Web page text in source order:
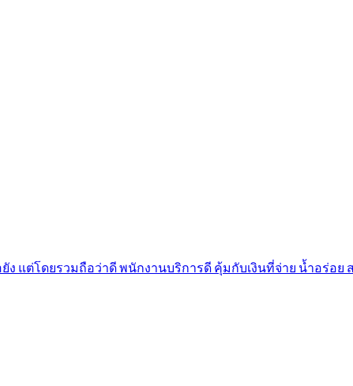
แต่โดยรวมถือว่าดี​ พนักงาน​บริการดี​ คุ้มกับเงินที่จ่าย​ น้ำอร่อย​